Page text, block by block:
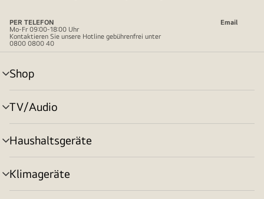
PER TELEFON
Email
Mo-Fr 09:00-18:00 Uhr
Kontaktieren Sie unsere Hotline gebührenfrei unter
0800 0800 40
Shop
Menü
umschalten
TV/Audio
Menü
umschalten
Haushaltsgeräte
Menü
umschalten
Klimageräte
Menü
umschalten